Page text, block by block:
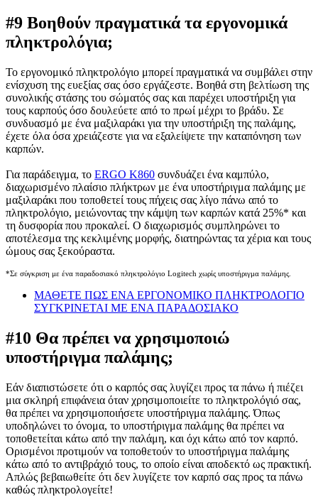
#9 Βοηθούν πραγματικά τα εργονομικά
πληκτρολόγια;
Το εργονομικό πληκτρολόγιο μπορεί πραγματικά να συμβάλει στην
ενίσχυση της ευεξίας σας όσο εργάζεστε. Βοηθά στη βελτίωση της
συνολικής στάσης του σώματός σας και παρέχει υποστήριξη για
τους καρπούς όσο δουλεύετε από το πρωί μέχρι το βράδυ. Σε
συνδυασμό με ένα μαξιλαράκι για την υποστήριξη της παλάμης,
έχετε όλα όσα χρειάζεστε για να εξαλείψετε την καταπόνηση των
καρπών.
Για παράδειγμα, το ERGO K860 συνδυάζει ένα καμπύλο,
διαχωρισμένο πλαίσιο πλήκτρων με ένα υποστήριγμα παλάμης με
μαξιλαράκι που τοποθετεί τους πήχεις σας λίγο πάνω από το
πληκτρολόγιο, μειώνοντας την κάμψη των καρπών κατά 25%* και
τη δυσφορία που προκαλεί. Ο διαχωρισμός συμπληρώνει το
αποτέλεσμα της κεκλιμένης μορφής, διατηρώντας τα χέρια και τους
ώμους σας ξεκούραστα.
*Σε σύγκριση με ένα παραδοσιακό πληκτρολόγιο Logitech χωρίς υποστήριγμα παλάμης.
ΜΑΘΕΤΕ ΠΩΣ ΕΝΑ ΕΡΓΟΝΟΜΙΚΟ ΠΛΗΚΤΡΟΛΟΓΙΟ
ΣΥΓΚΡΙΝΕΤΑΙ ΜΕ ΕΝΑ ΠΑΡΑΔΟΣΙΑΚΟ
#10 Θα πρέπει να χρησιμοποιώ
υποστήριγμα παλάμης;
Εάν διαπιστώσετε ότι ο καρπός σας λυγίζει προς τα πάνω ή πιέζει
μια σκληρή επιφάνεια όταν χρησιμοποιείτε το πληκτρολόγιό σας,
θα πρέπει να χρησιμοποιήσετε υποστήριγμα παλάμης. Όπως
υποδηλώνει το όνομα, το υποστήριγμα παλάμης θα πρέπει να
τοποθετείται κάτω από την παλάμη, και όχι κάτω από τον καρπό.
Ορισμένοι προτιμούν να τοποθετούν το υποστήριγμα παλάμης
κάτω από το αντιβράχιό τους, το οποίο είναι αποδεκτό ως πρακτική.
Απλώς βεβαιωθείτε ότι δεν λυγίζετε τον καρπό σας προς τα πάνω
καθώς πληκτρολογείτε!